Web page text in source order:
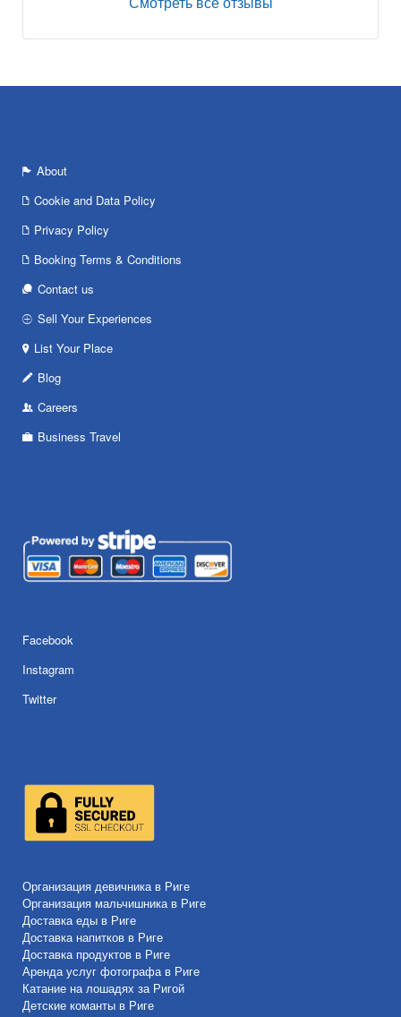
About
Cookie and Data Policy
Privacy Policy
Booking Terms & Conditions
Contact us
Sell Your Experiences
List Your Place
Blog
Careers
Business Travel
Facebook
Instagram
Twitter
Организация девичника в Риге
Организация мальчишника в Риге
Доставка еды в Риге
Доставка напитков в Риге
Доставка продуктов в Риге
Аренда услуг фотографа в Риге
Катание на лошадях за Ригой
Детские команты в Риге